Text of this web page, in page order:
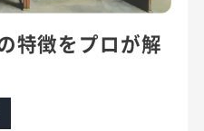
特徴をプロが解